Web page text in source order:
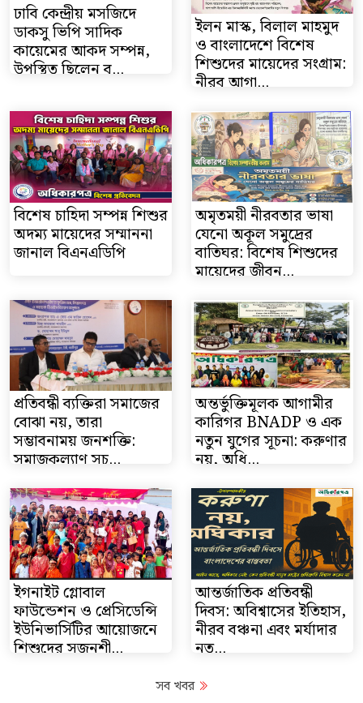
ঢাবি কেন্দ্রীয় মসজিদে
ডাকসু ভিপি সাদিক
কায়েমের আকদ সম্পন্ন,
উপস্থিত ছিলেন ব...
ইলন মাস্ক, বিলাল মাহমুদ
ও বাংলাদেশে বিশেষ
শিশুদের মায়েদের সংগ্রাম:
নীরব আগা...
বিশেষ চাহিদা সম্পন্ন শিশুর
অদম্য মায়েদের সম্মাননা
জানাল বিএনএডিপি
অমৃতময়ী নীরবতার ভাষা
যেনো অকূল সমুদ্রের
বাতিঘর: বিশেষ শিশুদের
মায়েদের জীবন...
প্রতিবন্ধী ব্যক্তিরা সমাজের
বোঝা নয়, তারা
সম্ভাবনাময় জনশক্তি:
সমাজকল্যাণ সচ...
অন্তর্ভুক্তিমূলক আগামীর
কারিগর BNADP ও এক
নতুন যুগের সূচনা: করুণার
নয়, অধি...
ইগনাইট গ্লোবাল
ফাউন্ডেশন ও প্রেসিডেন্সি
ইউনিভার্সিটির আয়োজনে
শিশুদের সৃজনশী...
আন্তর্জাতিক প্রতিবন্ধী
দিবস: অবিশ্বাসের ইতিহাস,
নীরব বঞ্চনা এবং মর্যাদার
নত...
সব খবর